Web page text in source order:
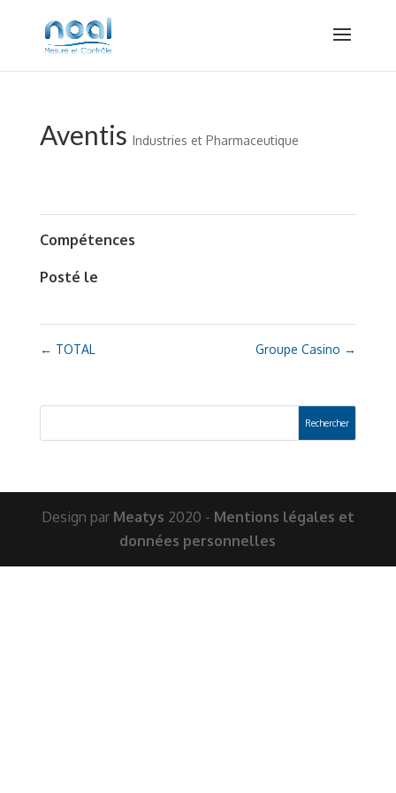
Aventis Industries et Pharmaceutique
Compétences
Posté le
← TOTAL Groupe Casino →
Design par Meatys 2020 - Mentions légales et
données personnelles